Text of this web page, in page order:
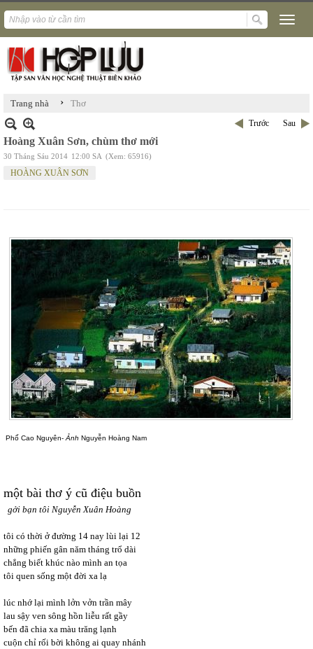
Trang nhà › Thơ
Trước Sau
Hoàng Xuân Sơn, chùm thơ mới
30 Tháng Sáu 2014 12:00 SA (Xem: 65916)
HOÀNG XUÂN SƠN
Phố Cao Nguyên- Ảnh Nguyễn Hoàng Nam
một bài thơ ý cũ điệu buồn
gởi bạn tôi Nguyễn Xuân Hoàng
tôi có thời ở đường 14 nay lùi lại 12
những phiến gân năm tháng trổ dài
chẳng biết khúc nào mình an tọa
tôi quen sống một đời xa lạ
lúc nhớ lại mình lởn vởn trần mây
lau sậy ven sông hồn liễu rất gầy
bến đã chia xa màu trăng lạnh
cuộn chỉ rối bời không ai quay nhánh